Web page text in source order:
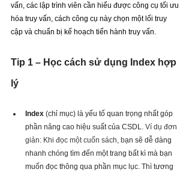
vấn, các lập trình viên cần hiểu được công cụ tối ưu
hóa truy vấn, cách công cụ này chọn một lối truy
cập và chuẩn bị kế hoạch tiến hành truy vấn.
Tip 1 – Học cách sử dụng Index hợp
lý
Index (chỉ mục) là yếu tố quan trọng nhất góp
phần nâng cao hiệu suất của CSDL. Ví dụ đơn
giản: Khi đọc một cuốn sách, bạn sẽ dễ dàng
nhanh chóng tìm đến một trang bất kì mà bạn
muốn đọc thông qua phần mục lục. Thì tương